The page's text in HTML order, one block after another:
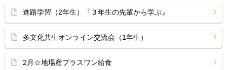
進路学習（2年生）『３年生の先輩から学ぶ』
多文化共生オンライン交流会（1年生）
2月☆地場産プラスワン給食